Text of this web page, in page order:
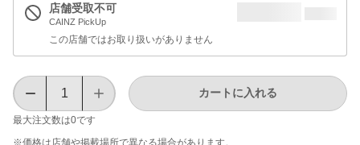
店舗受取不可
CAINZ PickUp
この店舗ではお取り扱いがありません
最大注文数は0です
カートに入れる
※価格は​店舗や​掲載場所で​異なる​場合が​あります。